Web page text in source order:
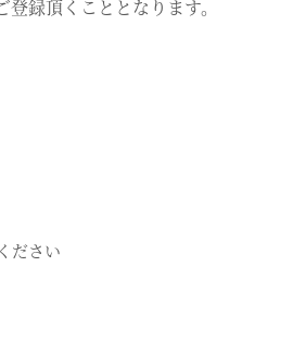
録頂くこととなります。
ださい